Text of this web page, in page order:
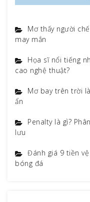
Mơ thấy người
may mắn
Họa sĩ nổi tiếng
cao nghệ thuật?
Mơ bay trên trời
ẩn
Penalty là gì?
lưu
Đánh giá 9 tiền
bóng đá